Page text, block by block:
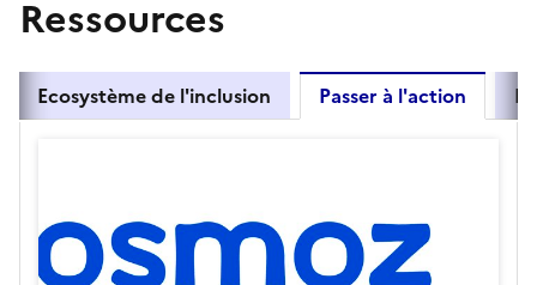
Ressources
Ecosystème de l'inclusion Passer à l'action